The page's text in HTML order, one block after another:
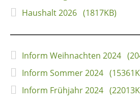
Haushalt 2026 (1817KB)
Inform Weihnachten 2024
Inform Sommer 2024
Inform Frühjahr 2024